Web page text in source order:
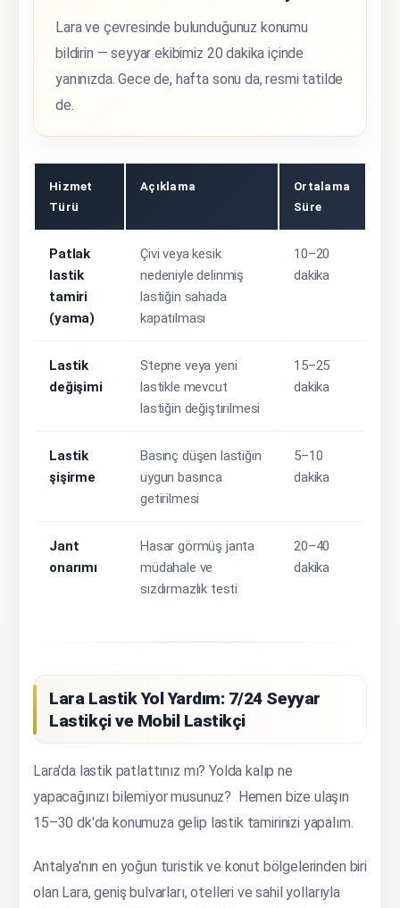
Lara ve çevresinde bulunduğunuz konumu
bildirin — seyyar ekibimiz 20 dakika içinde
yanınızda. Gece de, hafta sonu da, resmi tatilde
de.
Hizmet
Türü
Açıklama
Ortalama
Süre
Patlak
lastik
tamiri
(yama)
Çivi veya kesik
nedeniyle delinmiş
lastiğin sahada
kapatılması
10–20
dakika
Lastik
değişimi
Stepne veya yeni
lastikle mevcut
lastiğin değiştirilmesi
15–25
dakika
Lastik
şişirme
Basınç düşen lastiğin
uygun basınca
getirilmesi
5–10
dakika
Jant
onarımı
Hasar görmüş janta
müdahale ve
sızdırmazlık testi
20–40
dakika
Lara Lastik Yol Yardım: 7/24 Seyyar
Lastikçi ve Mobil Lastikçi
Lara'da lastik patlattınız mı? Yolda kalıp ne
yapacağınızı bilemiyor musunuz? Hemen bize ulaşın
15–30 dk'da konumuza gelip lastik tamirinizi yapalım.
Antalya'nın en yoğun turistik ve konut bölgelerinden biri
olan Lara, geniş bulvarları, otelleri ve sahil yollarıyla